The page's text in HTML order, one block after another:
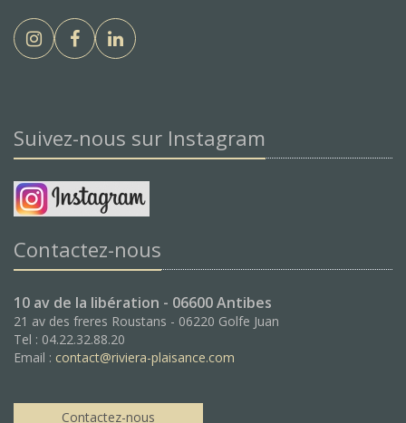
Suivez-nous sur Instagram
Contactez-nous
10 av de la libération - 06600 Antibes
21 av des freres Roustans - 06220 Golfe Juan
Tel : 04.22.32.88.20
Email : contact@riviera-plaisance.com
Contactez-nous